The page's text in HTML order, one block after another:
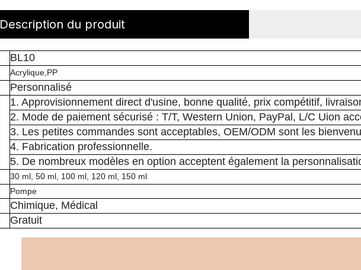
Description du produit
BL10
Acrylique,PP
Personnalisé
1. Approvisionnement direct d'usine, bonne qualité, prix compétitif,
2. Mode de paiement sécurisé : T/T, Western Union, PayPal, L/C Uion
3. Les petites commandes sont acceptables, OEM/ODM sont les
4. Fabrication professionnelle.
5. De nombreux modèles en option acceptent également la
30 ml, 50 ml, 100 ml, 120 ml, 150 ml
Pompe
Chimique, Médical
Gratuit